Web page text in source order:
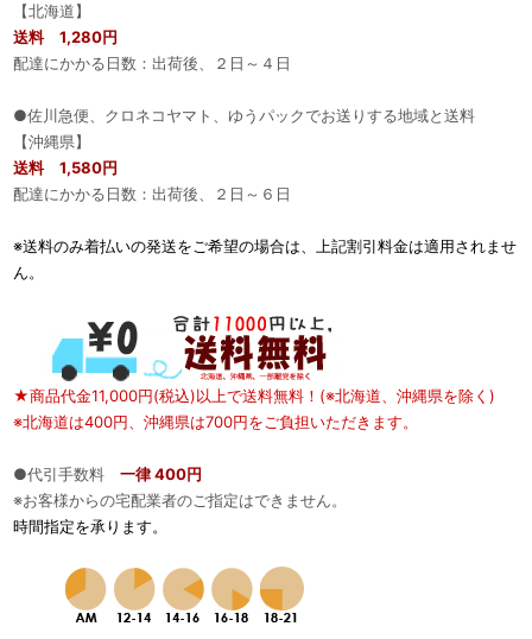
【北海道】
送料 1,280円
配達にかかる日数：出荷後、２日～４日
●佐川急便、クロネコヤマト、ゆうパックでお送りする地域と送料
【沖縄県】
送料 1,580円
配達にかかる日数：出荷後、２日～６日
※送料のみ着払いの発送をご希望の場合は、上記割引料金は適用されませ
ん。
★商品代金11,000円(税込)以上で送料無料！(※北海道、沖縄県を除く)
※北海道は400円、沖縄県は700円をご負担いただきます。
●代引手数料 一律 400円
※お客様からの宅配業者のご指定はできません。
時間指定を承ります。